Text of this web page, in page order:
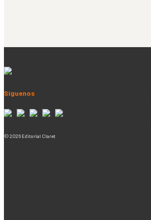
Síguenos
© 2026 Editorial Claret